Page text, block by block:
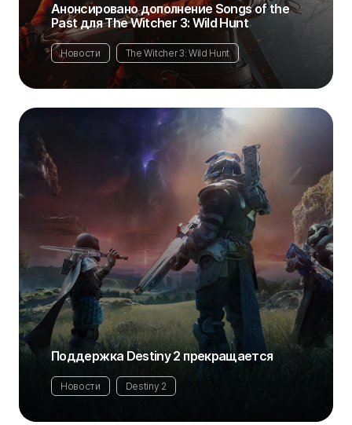
Анонсировано дополнение Songs of the
Past для The Witcher 3: Wild Hunt
Новости The Witcher 3: Wild Hunt
Поддержка Destiny 2 прекращается
Новости Destiny 2